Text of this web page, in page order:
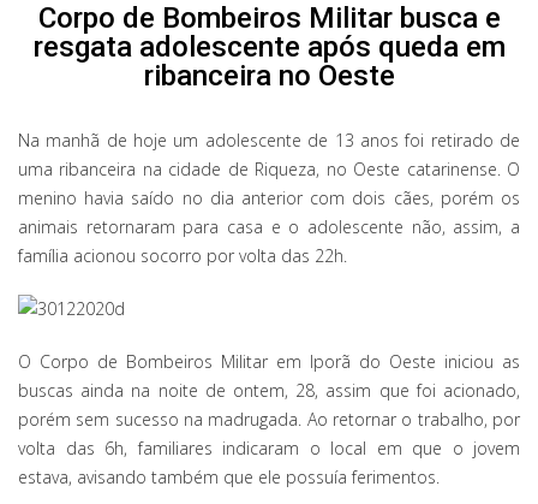
Corpo de Bombeiros Militar busca e
resgata adolescente após queda em
ribanceira no Oeste
Na manhã de hoje um adolescente de 13 anos foi retirado de
uma ribanceira na cidade de Riqueza, no Oeste catarinense. O
menino havia saído no dia anterior com dois cães, porém os
animais retornaram para casa e o adolescente não, assim, a
família acionou socorro por volta das 22h.
O Corpo de Bombeiros Militar em Iporã do Oeste iniciou as
buscas ainda na noite de ontem, 28, assim que foi acionado,
porém sem sucesso na madrugada. Ao retornar o trabalho, por
volta das 6h, familiares indicaram o local em que o jovem
estava, avisando também que ele possuía ferimentos.